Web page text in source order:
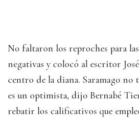
No faltaron los reproches para
negativas y colocó al escritor
centro de la diana. Saramago no
es un optimista, dijo Bernabé
rebatir los calificativos que